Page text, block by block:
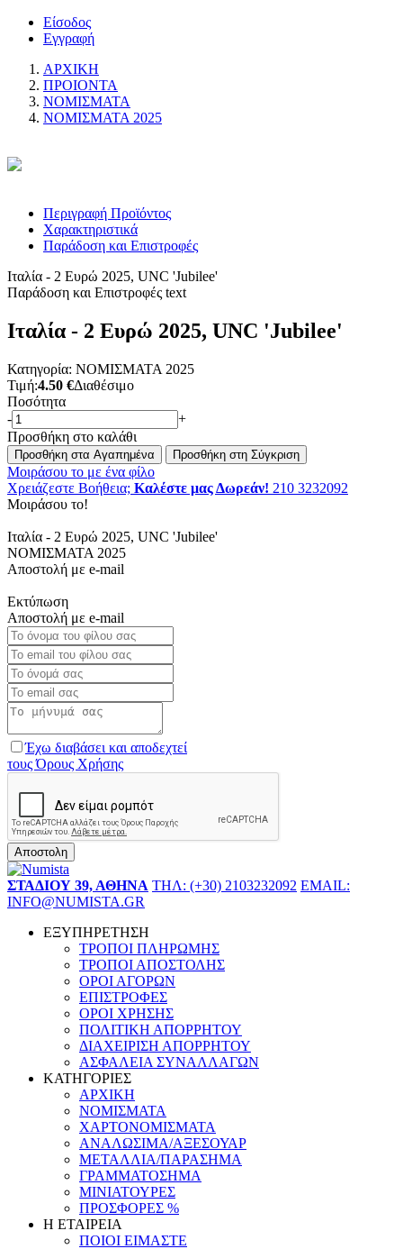
Είσοδος
Εγγραφή
ΑΡΧΙΚΗ
ΠΡΟΙΟΝΤΑ
ΝΟΜΙΣΜΑΤΑ
ΝΟΜΙΣΜΑΤΑ 2025
Περιγραφή Προϊόντος
Χαρακτηριστικά
Παράδοση και Επιστροφές
Ιταλία - 2 Ευρώ 2025, UNC 'Jubilee'
Παράδοση και Επιστροφές text
Ιταλία - 2 Ευρώ 2025, UNC 'Jubilee'
Κατηγορία: ΝΟΜΙΣΜΑΤΑ 2025
Τιμή:4.50 €Διαθέσιμο
Ποσότητα
-
+
Προσθήκη στο καλάθι
Προσθήκη στα Αγαπημένα Προσθήκη στη Σύγκριση
Μοιράσου το με ένα φίλο
Χρειάζεστε Βοήθεια; Καλέστε μας Δωρεάν! 210 3232092
Μοιράσου το!
Ιταλία - 2 Ευρώ 2025, UNC 'Jubilee'
ΝΟΜΙΣΜΑΤΑ 2025
Αποστολή με e-mail
Εκτύπωση
Αποστολή με e-mail
Το
όνομα
του
φίλου
σας
Το
email
του
φίλου
σας
Το
όνομά
σας
Το
email
Το
σαςΈχω διαβάσει και αποδεχτεί
τους Όρους Χρήσης
Αποστολη
ΣΤΑΔΙΟΥ 39, ΑΘΗΝΑ ΤΗΛ: (+30) 2103232092 EMAIL:
INFO@NUMISTA.GR
ΕΞΥΠΗΡΕΤΗΣΗ
ΤΡΟΠΟΙ ΠΛΗΡΩΜΗΣ
ΤΡΟΠΟΙ ΑΠΟΣΤΟΛΗΣ
ΟΡΟΙ ΑΓΟΡΩΝ
ΕΠΙΣΤΡΟΦΕΣ
ΟΡΟΙ ΧΡΗΣΗΣ
ΠΟΛΙΤΙΚΗ ΑΠΟΡΡΗΤΟΥ
ΔΙΑΧΕΙΡΙΣΗ ΑΠΟΡΡΗΤΟΥ
ΑΣΦΑΛΕΙΑ ΣΥΝΑΛΛΑΓΩΝ
ΚΑΤΗΓΟΡΙΕΣ
ΑΡΧΙΚΗ
ΝΟΜΙΣΜΑΤΑ
ΧΑΡΤΟΝΟΜΙΣΜΑΤΑ
ΑΝΑΛΩΣΙΜΑ/ΑΞΕΣΟΥΑΡ
ΜΕΤΑΛΛΙΑ/ΠΑΡΑΣΗΜΑ
ΓΡΑΜΜΑΤΟΣΗΜΑ
ΜΙΝΙΑΤΟΥΡΕΣ
ΠΡΟΣΦΟΡΕΣ %
Η ΕΤΑΙΡΕΙΑ
ΠΟΙΟΙ ΕΙΜΑΣΤΕ